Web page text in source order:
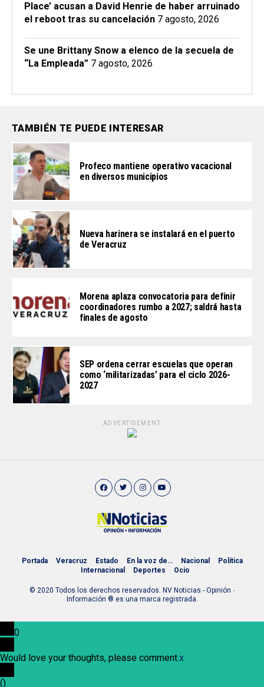
Place’ acusan a David Henrie de haber arruinado
el reboot tras su cancelación 7 agosto, 2026
Se une Brittany Snow a elenco de la secuela de
“La Empleada” 7 agosto, 2026
TAMBIÉN TE PUEDE INTERESAR
Profeco mantiene operativo vacacional
en diversos municipios
Nueva harinera se instalará en el puerto
de Veracruz
Morena aplaza convocatoria para definir
coordinadores rumbo a 2027; saldrá hasta
finales de agosto
SEP ordena cerrar escuelas que operan
como ‘militarizadas’ para el ciclo 2026-
2027
ADVERTISEMENT
Portada Veracruz Estado En la voz de… Nacional
Política
Internacional
Deportes Ocio
© 2020 Todos los derechos reservados. NV Noticias - Opinión ∙
Información ® es una marca registrada.
0
Would love your thoughts, please comment.x
()